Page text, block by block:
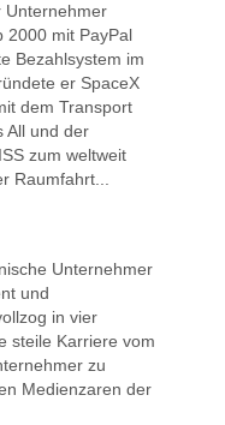
Unternehmer
2000 mit PayPal
Bezahlsystem im
er SpaceX
dem Transport
All und der
zum weltweit
Raumfahrt...
Unternehmer
und
in vier
steile Karriere vom
zu
Medienzaren der